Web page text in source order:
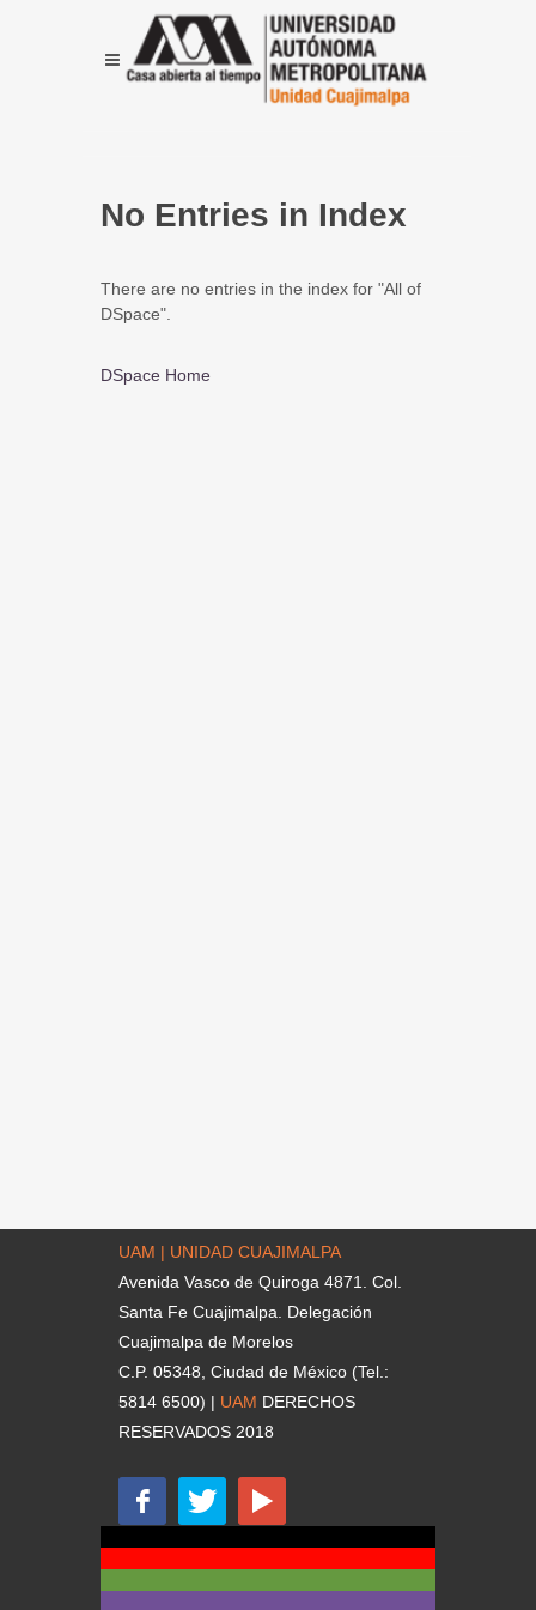
No Entries in Index
There are no entries in the index for "All of
DSpace".
DSpace Home
UAM | UNIDAD CUAJIMALPA
Avenida Vasco de Quiroga 4871. Col.
Santa Fe Cuajimalpa. Delegación
Cuajimalpa de Morelos
C.P. 05348, Ciudad de México (Tel.:
5814 6500) | UAM DERECHOS
RESERVADOS 2018